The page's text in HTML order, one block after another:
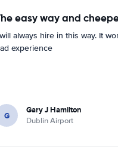
always hire in this way. It
experience
G Gary J Hamilton
Dublin Airport